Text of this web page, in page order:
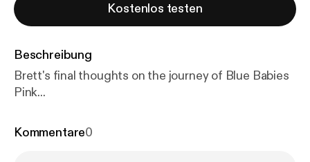
Kostenlos testen
Beschreibung
Brett's final thoughts on the journey of Blue Babies
Pink...
Kommentare0